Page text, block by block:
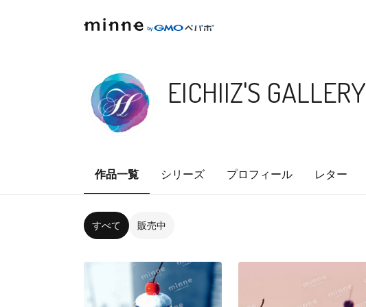
EICHIIZ'S GALLERY
作品一覧 シリーズ プロフィール レター
すべて 販売中